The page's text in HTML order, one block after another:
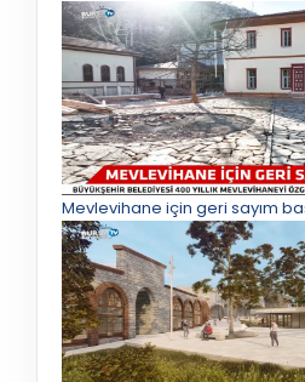
Mevlevihane için geri sayım